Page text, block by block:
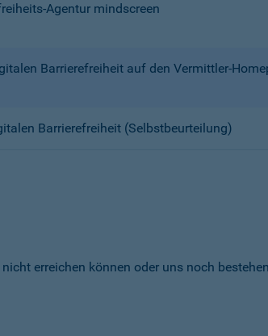
Agentur mindscreen
Barrierefreiheit auf den Vermittler-
Barrierefreiheit (Selbstbeurteilung)
erreichen können oder uns noch